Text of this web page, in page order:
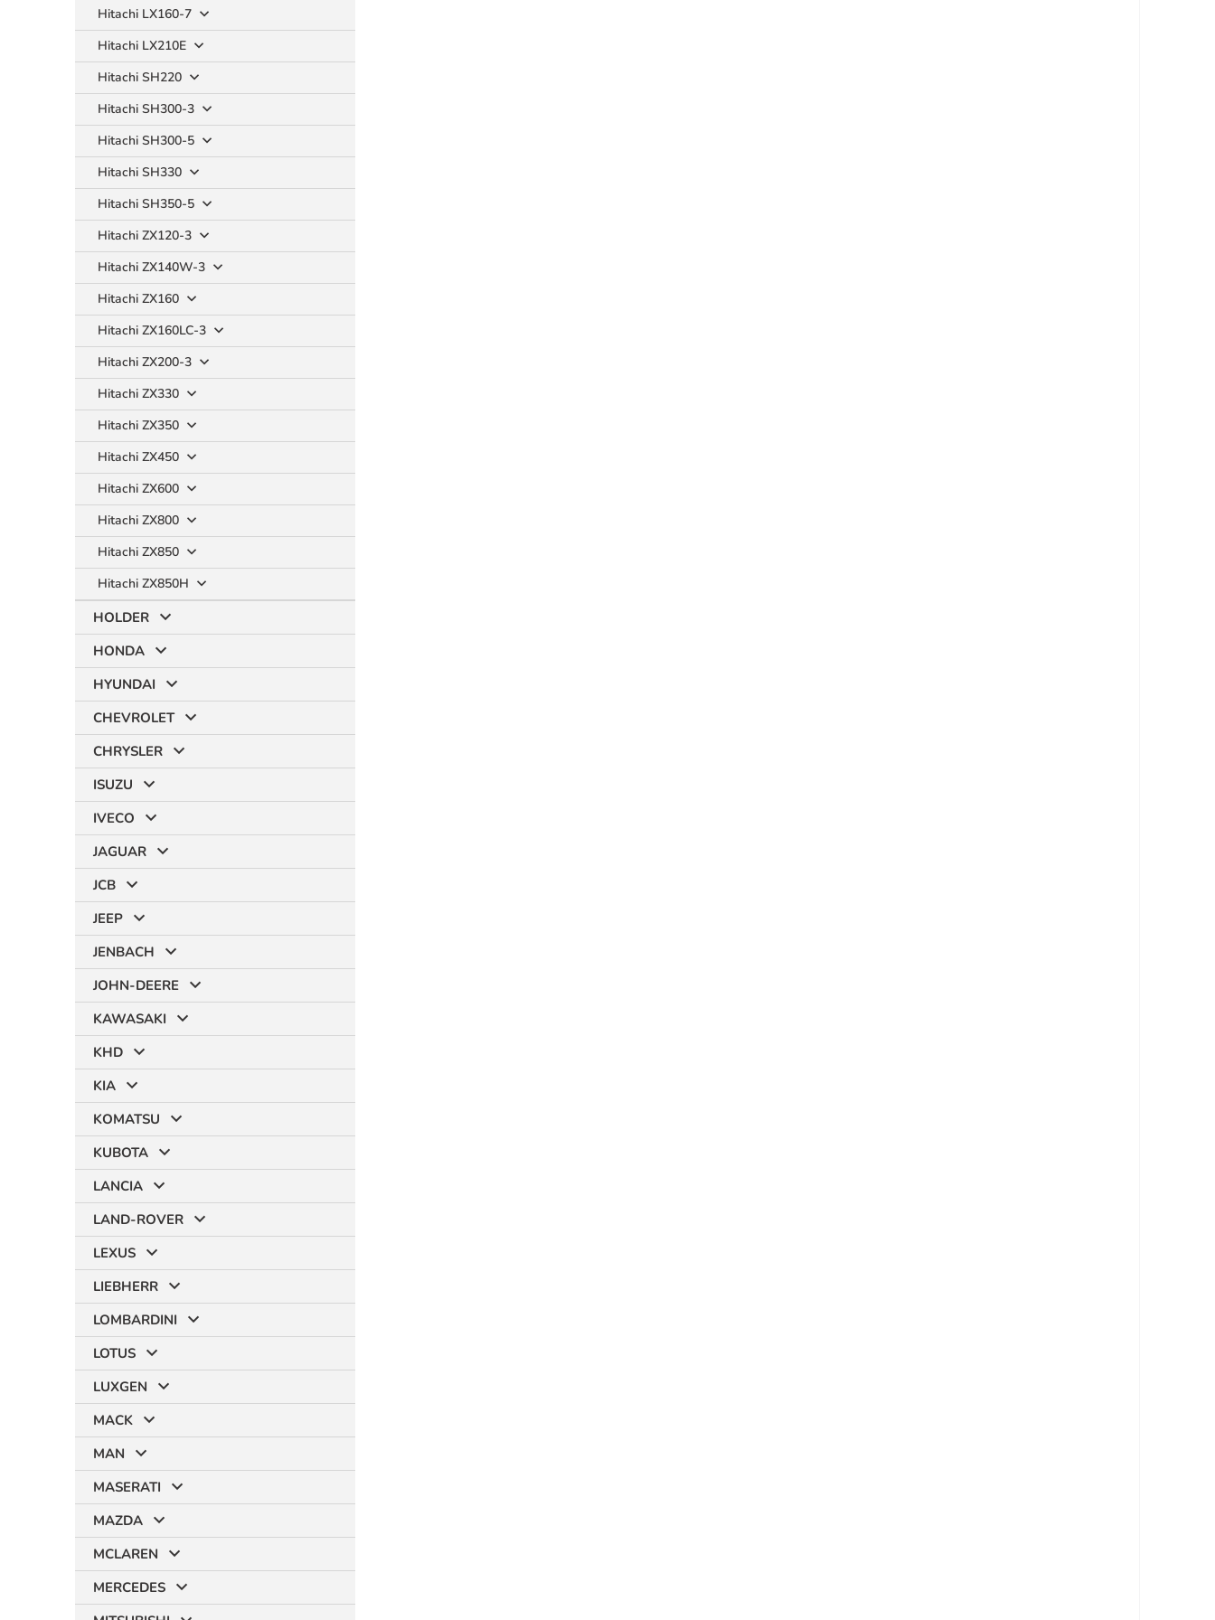
Hitachi LX160-7
Hitachi LX210E
Hitachi SH220
Hitachi SH300-3
Hitachi SH300-5
Hitachi SH330
Hitachi SH350-5
Hitachi ZX120-3
Hitachi ZX140W-3
Hitachi ZX160
Hitachi ZX160LC-3
Hitachi ZX200-3
Hitachi ZX330
Hitachi ZX350
Hitachi ZX450
Hitachi ZX600
Hitachi ZX800
Hitachi ZX850
Hitachi ZX850H
HOLDER
HONDA
HYUNDAI
CHEVROLET
CHRYSLER
ISUZU
IVECO
JAGUAR
JCB
JEEP
JENBACH
JOHN-DEERE
KAWASAKI
KHD
KIA
KOMATSU
KUBOTA
LANCIA
LAND-ROVER
LEXUS
LIEBHERR
LOMBARDINI
LOTUS
LUXGEN
MACK
MAN
MASERATI
MAZDA
MCLAREN
MERCEDES